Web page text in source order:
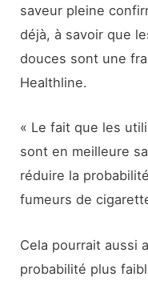
saveur pleine
déjà, à savoir que
douces sont une
Healthline.
« Le fait que les
sont en meilleure
réduire la
fumeurs de
Cela pourrait aussi
probabilité plus